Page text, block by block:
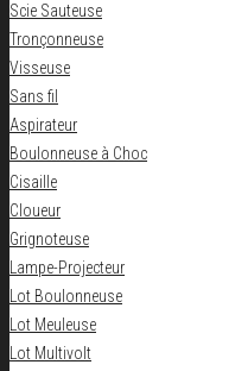
Scie Sauteuse
Tronçonneuse
Visseuse
Sans fil
Aspirateur
Boulonneuse à Choc
Cisaille
Cloueur
Grignoteuse
Lampe-Projecteur
Lot Boulonneuse
Lot Meuleuse
Lot Multivolt